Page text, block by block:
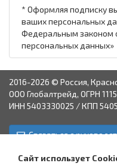
* Оформляя подписку
ваших персональных
Федеральным законом
персональных данных»
2016-2026 © Россия,
ООО Глобалтрейд, ОГРН
ИНН 5403330025 / КПП
Связаться с
Сайт использует